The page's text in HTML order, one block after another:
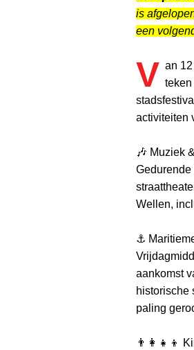
is
een
V an
activiteiten
🎶 Muziek
Wellen,
⚓
aankomst
historische
paling
👨‍👩‍👧‍👦